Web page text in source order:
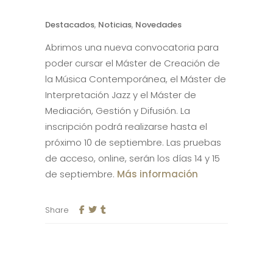
Destacados, Noticias, Novedades
Abrimos una nueva convocatoria para
poder cursar el Máster de Creación de
la Música Contemporánea, el Máster de
Interpretación Jazz y el Máster de
Mediación, Gestión y Difusión. La
inscripción podrá realizarse hasta el
próximo 10 de septiembre. Las pruebas
de acceso, online, serán los días 14 y 15
de septiembre. Más información
Share